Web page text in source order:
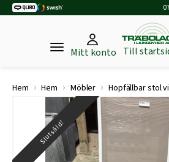
Mitt konto Till
Hem › Hem › Möbler › Hopfällbar stol
Slutsåld!